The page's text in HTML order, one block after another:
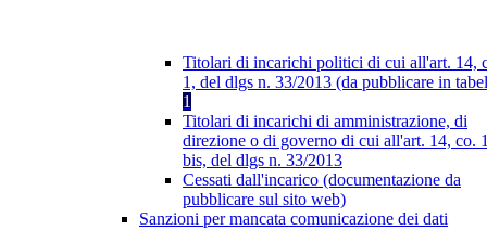
Titolari di incarichi politici di cui all'art. 14,
1, del dlgs n. 33/2013 (da pubblicare in
1
Titolari di incarichi di amministrazione, di
direzione o di governo di cui all'art. 14, co.
bis, del dlgs n. 33/2013
Cessati dall'incarico (documentazione da
pubblicare sul sito web)
Sanzioni per mancata comunicazione dei dati